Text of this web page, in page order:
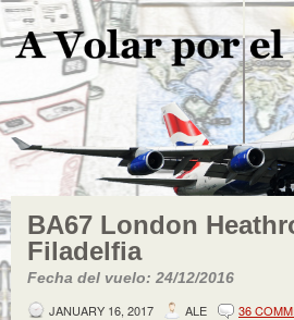
BA67 London
Filadelfia
Fecha del vuelo: 24/12/2016
JANUARY 16, 2017
ALE 36